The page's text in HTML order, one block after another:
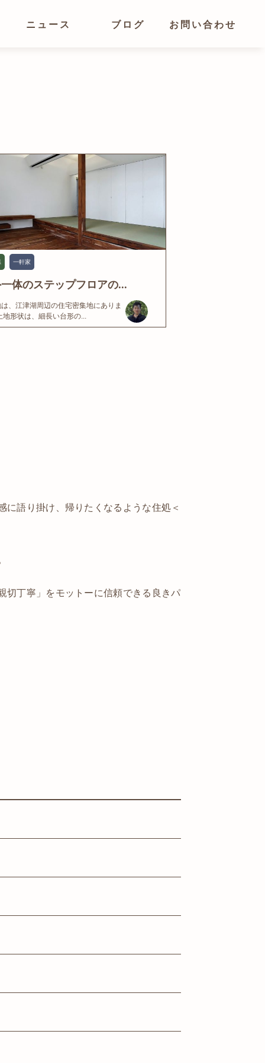
ニュース ブログ お問い合わせ
一軒家
体のステップフロアの...
、江津湖周辺の住宅密集地にありま
地形状は、細長い台形の...
語り掛け、帰りたくなるような住処＜
切丁寧」をモットーに信頼できる良きパ